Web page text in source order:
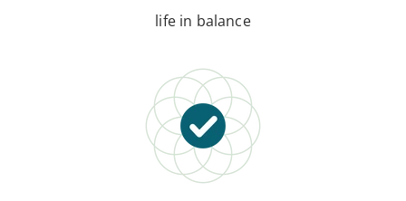
life in balance